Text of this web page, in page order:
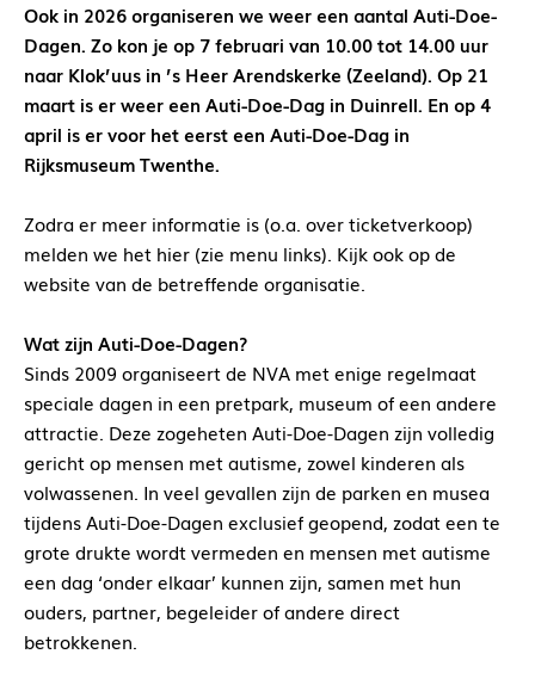
Ook in 2026 organiseren we weer een aantal Auti-Doe-
Dagen. Zo kon je op 7 februari van 10.00 tot 14.00 uur
naar Klok’uus in ’s Heer Arendskerke (Zeeland). Op 21
maart is er weer een Auti-Doe-Dag in Duinrell. En op 4
april is er voor het eerst een Auti-Doe-Dag in
Rijksmuseum Twenthe.
Zodra er meer informatie is (o.a. over ticketverkoop)
melden we het hier (zie menu links). Kijk ook op de
website van de betreffende organisatie.
Wat zijn Auti-Doe-Dagen?
Sinds 2009 organiseert de NVA met enige regelmaat
speciale dagen in een pretpark, museum of een andere
attractie. Deze zogeheten Auti-Doe-Dagen zijn volledig
gericht op mensen met autisme, zowel kinderen als
volwassenen. In veel gevallen zijn de parken en musea
tijdens Auti-Doe-Dagen exclusief geopend, zodat een te
grote drukte wordt vermeden en mensen met autisme
een dag ‘onder elkaar’ kunnen zijn, samen met hun
ouders, partner, begeleider of andere direct
betrokkenen.